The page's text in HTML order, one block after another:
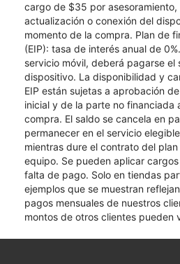
cargo de $35 por asesoramiento,
actualización o conexión del
momento de la compra. Plan de
(EIP): tasa de interés anual de
servicio móvil, deberá pagarse el
dispositivo. La disponibilidad y
EIP están sujetas a aprobación
inicial y de la parte no financiada
compra. El saldo se cancela en
permanecer en el servicio
mientras dure el contrato del
equipo. Se pueden aplicar
falta de pago. Solo en tiendas
ejemplos que se muestran
pagos mensuales de nuestros
montos de otros clientes pueden